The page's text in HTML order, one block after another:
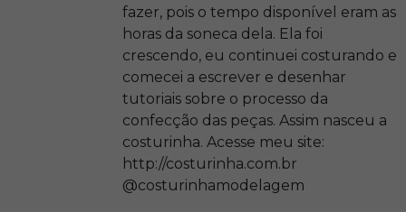
fazer, pois o tempo disponível eram as
horas da soneca dela. Ela foi
crescendo, eu continuei costurando e
comecei a escrever e desenhar
tutoriais sobre o processo da
confecção das peças. Assim nasceu a
costurinha. Acesse meu site:
http://costurinha.com.br
@costurinhamodelagem